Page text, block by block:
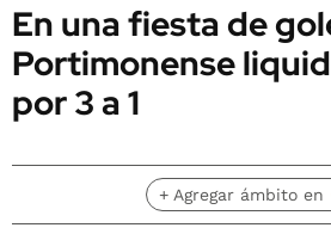
En una fiesta de
Portimonense
por 3 a 1
+ Agregar ámbito en